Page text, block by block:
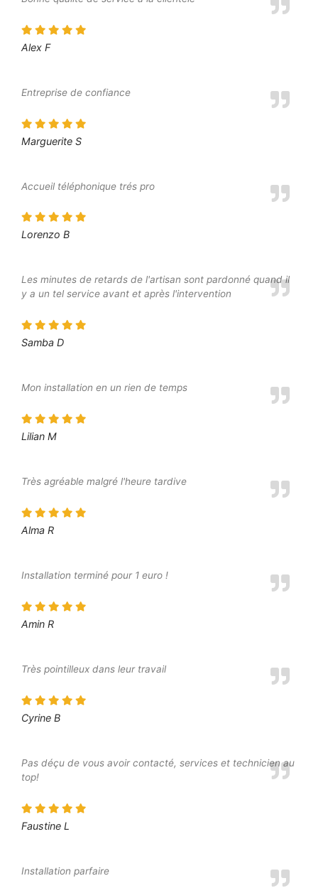
Alex F
Entreprise de confiance
Marguerite S
Accueil téléphonique trés pro
Lorenzo B
Les minutes de retards de l'artisan sont pardonné quand il
y a un tel service avant et après l'intervention
Samba D
Mon installation en un rien de temps
Lilian M
Très agréable malgré l'heure tardive
Alma R
Installation terminé pour 1 euro !
Amin R
Très pointilleux dans leur travail
Cyrine B
Pas déçu de vous avoir contacté, services et technicien au
top!
Faustine L
Installation parfaire